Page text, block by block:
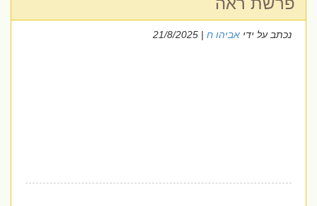
נכתב על ידיאביהו ח| 21/8/2025